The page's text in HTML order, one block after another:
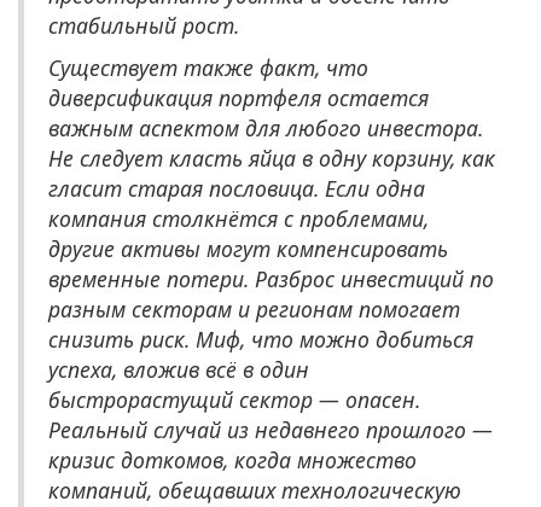
стабильный рост.
Существует также факт, что
диверсификация портфеля остается
важным аспектом для любого инвестора.
Не следует класть яйца в одну корзину, как
гласит старая пословица. Если одна
компания столкнётся с проблемами,
другие активы могут компенсировать
временные потери. Разброс инвестиций по
разным секторам и регионам помогает
снизить риск. Миф, что можно добиться
успеха, вложив всё в один
быстрорастущий сектор — опасен.
Реальный случай из недавнего прошлого —
кризис доткомов, когда множество
компаний, обещавших технологическую